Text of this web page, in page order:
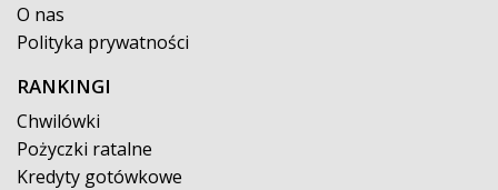
O nas
Polityka prywatności
RANKINGI
Chwilówki
Pożyczki ratalne
Kredyty gotówkowe